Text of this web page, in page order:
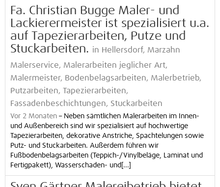
Fa. Christian Bugge Maler- und
Lackierermeister ist spezialisiert u.a.
auf Tapezierarbeiten, Putze und
Stuckarbeiten. in Hellersdorf, Marzahn
Malerservice, Malerarbeiten jeglicher Art,
Malermeister, Bodenbelagsarbeiten, Malerbetrieb,
Putzarbeiten, Tapezierarbeiten,
Fassadenbeschichtungen, Stuckarbeiten
Vor 2 Monaten – Neben sämtlichen Malerarbeiten im Innen-
und Außenbereich sind wir spezialisiert auf hochwertige
Tapezierarbeiten, dekorative Anstriche, Spachtelungen sowie
Putz- und Stuckarbeiten. Außerdem führen wir
Fußbodenbelagsarbeiten (Teppich-/Vinylbeläge, Laminat und
Fertigpakett), Wasserschaden- und[...]